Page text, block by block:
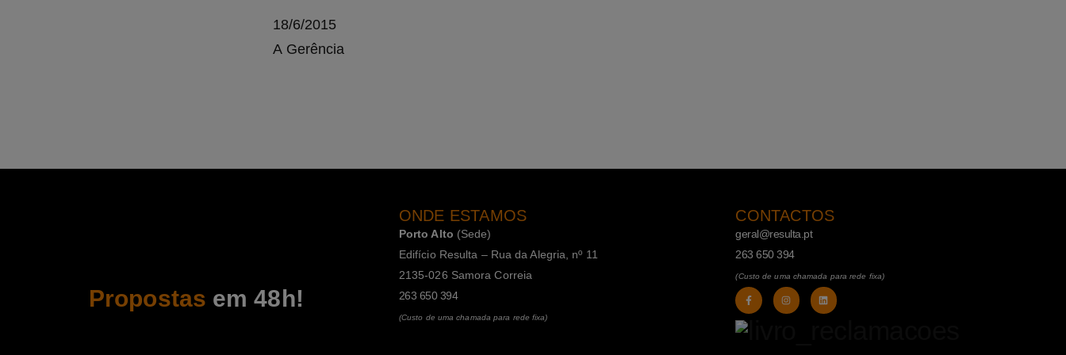
18/6/2015
A Gerência
Propostas em 48h!
ONDE ESTAMOS
Porto Alto (Sede)
Edifício Resulta – Rua da Alegria, nº 11
2135-026 Samora Correia
263 650 394
(Custo de uma chamada para rede fixa)
CONTACTOS
geral@resulta.pt
263 650 394
(Custo de uma chamada para rede fixa)